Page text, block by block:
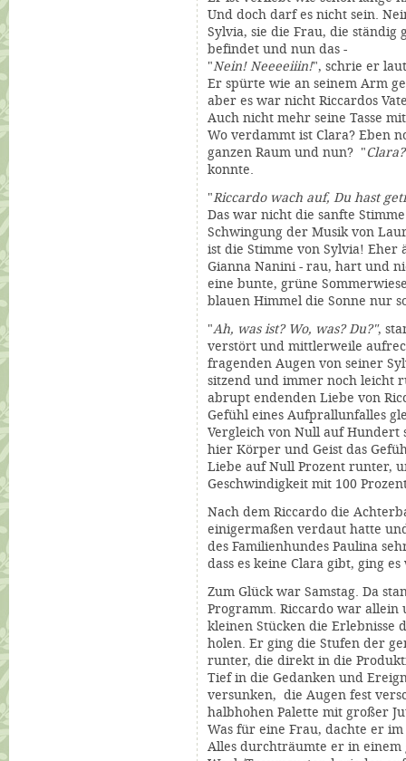
Und doch darf es nicht sein.
Sylvia, sie die Frau, die ständig
befindet und nun das -
"Nein! Neeeeiiin!", schrie er
Er spürte wie an seinem Arm
aber es war nicht Riccardos
Auch nicht mehr seine Tasse
Wo verdammt ist Clara? Eben
ganzen Raum und nun? "
konnte.
"Riccardo wach auf, Du hast
Das war nicht die sanfte
Schwingung der Musik von
ist die Stimme von Sylvia! Eher
Gianna Nanini - rau, hart und
eine bunte, grüne
blauen Himmel die Sonne nur
"Ah, was ist? Wo, was? Du?",
verstört und mittlerweile
fragenden Augen von seiner
sitzend und immer noch leicht
abrupt endenden Liebe von
Gefühl eines Aufprallunfalles
Vergleich von Null auf
hier Körper und Geist das
Liebe auf Null Prozent runter,
Geschwindigkeit mit 100
Nach dem Riccardo die
einigermaßen verdaut hatte
des Familienhundes Paulina
dass es keine Clara gibt, ging
Zum Glück war Samstag. Da
Programm. Riccardo war allein
kleinen Stücken die Erlebnisse
holen. Er ging die Stufen der
runter, die direkt in die
Tief in die Gedanken und
versunken, die Augen fest
halbhohen Palette mit großer
Was für eine Frau, dachte er
Alles durchträumte er in einem